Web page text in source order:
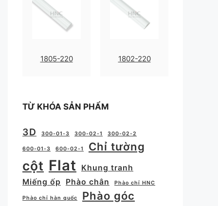
1805-220 1802-220
TỪ KHÓA SẢN PHẨM
3D 300-01-3 300-02-1 300-02-2
600-01-3 600-02-1 Chỉ tường
cột Flat
Khung tranh
Miếng ốp
Phào chân Phào chỉ HNC
Phào chỉ hàn quốc
Phào góc